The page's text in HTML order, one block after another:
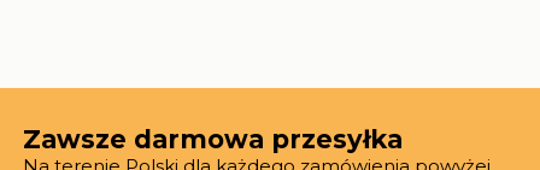
Zawsze darmowa przesyłka